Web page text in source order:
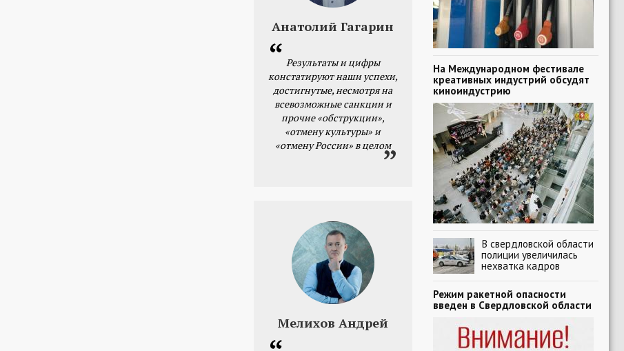
Анатолий Гагарин
Результаты и цифры
констатируют наши успехи,
достигнутые, несмотря на
всевозможные санкции и
прочие «обструкции»,
«отмену культуры» и
«отмену России» в целом
Мелихов Андрей
На Международном фестивале
креативных индустрий обсудят
киноиндустрию
В свердловской области
полиции увеличилась
нехватка кадров
Режим ракетной опасности
введен в Свердловской области